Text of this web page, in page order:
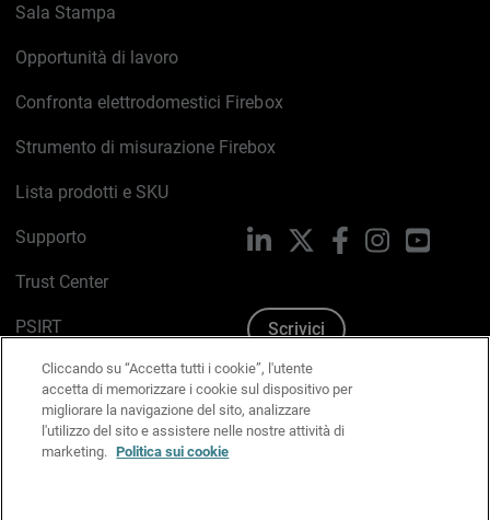
Sala Stampa
Opportunità di lavoro
Confronta elettrodomestici Firebox
Strumento di misurazione Firebox
Lista prodotti e SKU
Supporto
Trust Center
PSIRT
Politica sui cookie
Informativa sulla privacy
Kit Media & Brand
LinkedIn FacebookInstagram
Scrivici
Cliccando su “Accetta tutti i cookie”, l'utente
accetta di memorizzare i cookie sul dispositivo per
migliorare la navigazione del sito, analizzare
l'utilizzo del sito e assistere nelle nostre attività di
marketing. Politica sui cookie